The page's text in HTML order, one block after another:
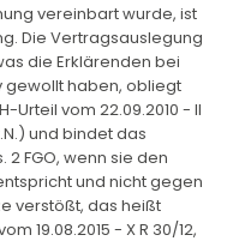
vereinbart wurde, ist
Die Vertragsauslegung
die Erklärenden bei
gewollt haben, obliegt
Urteil vom 22.09.2010 - II
und bindet das
2 FGO, wenn sie den
und nicht gegen
verstößt, das heißt
19.08.2015 - X R 30/12,